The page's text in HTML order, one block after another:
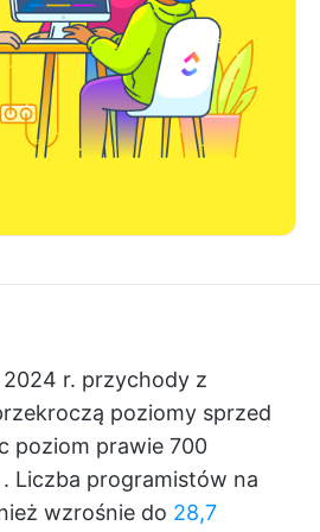
2024 r. przychody z
poziomy sprzed
poziom prawie 700
. Liczba programistów na
wzrośnie do 28,7